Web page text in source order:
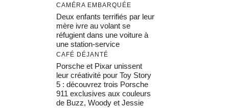
CAMÉRA EMBARQUÉE
Deux enfants terrifiés par leur
mère ivre au volant se
réfugient dans une voiture à
une station-service
CAFÉ DÉJANTÉ
Porsche et Pixar unissent
leur créativité pour Toy Story
5 : découvrez trois Porsche
911 exclusives aux couleurs
de Buzz, Woody et Jessie